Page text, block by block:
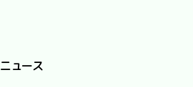
ニュース